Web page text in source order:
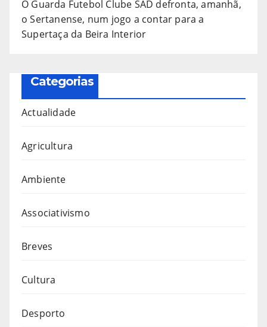
O Guarda Futebol Clube SAD defronta, amanhã,
o Sertanense, num jogo a contar para a
Supertaça da Beira Interior
Categorias
Actualidade
Agricultura
Ambiente
Associativismo
Breves
Cultura
Desporto